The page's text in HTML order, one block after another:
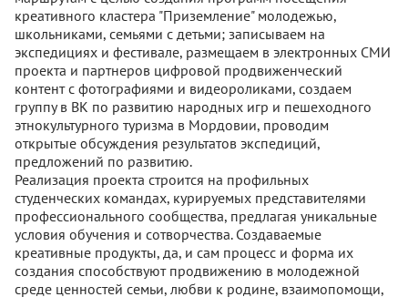
креативного кластера "Приземление" молодежью,
школьниками, семьями с детьми; записываем на
экспедициях и фестивале, размещаем в электронных СМИ
проекта и партнеров цифровой продвиженческий
контент с фотографиями и видеороликами, создаем
группу в ВК по развитию народных игр и пешеходного
этнокультурного туризма в Мордовии, проводим
открытые обсуждения результатов экспедиций,
предложений по развитию.
Реализация проекта строится на профильных
студенческих командах, курируемых представителями
профессионального сообщества, предлагая уникальные
условия обучения и сотворчества. Создаваемые
креативные продукты, да, и сам процесс и форма их
создания способствуют продвижению в молодежной
среде ценностей семьи, любви к родине, взаимопомощи,